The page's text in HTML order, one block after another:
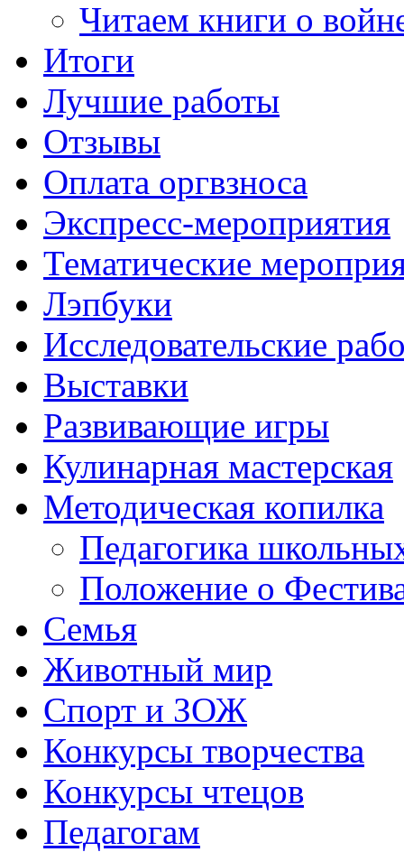
Читаем книги о
Итоги
Лучшие работы
Отзывы
Оплата оргвзноса
Экспресс-мероприятия
Тематические
Лэпбуки
Исследовательские
Выставки
Развивающие игры
Кулинарная мастерская
Методическая копилка
Педагогика
Положение о
Семья
Животный мир
Спорт и ЗОЖ
Конкурсы творчества
Конкурсы чтецов
Педагогам